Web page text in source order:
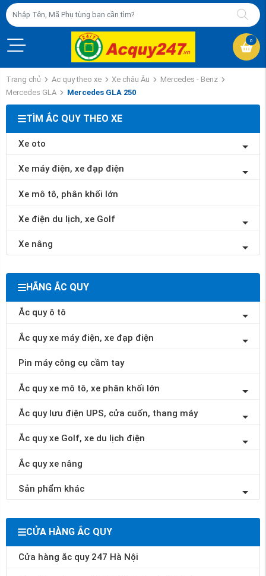
0
Trang chủ Ac quy theo xe Xe châu Âu
Mercedes - Benz
Mercedes GLA
Mercedes GLA 250
TÌM ẮC QUY THEO XE
Xe oto
Xe máy điện, xe đạp điện
Xe mô tô, phân khối lớn
Xe điện du lịch, xe Golf
Xe nâng
HÃNG ẮC QUY
Ắc quy ô tô
Ắc quy xe máy điện, xe đạp điện
Pin máy công cụ cầm tay
Ắc quy xe mô tô, xe phân khối lớn
Ắc quy lưu điện UPS, cửa cuốn, thang máy
Ắc quy xe Golf, xe du lịch điện
Ắc quy xe nâng
Sản phẩm khác
CỬA HÀNG ẮC QUY
Cửa hàng ắc quy 247 Hà Nội